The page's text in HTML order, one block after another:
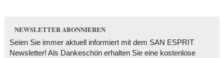
NEWSLETTER ABONNIEREN
Seien Sie immer aktuell informiert mit dem SAN ESPRIT
Newsletter! Als Dankeschön erhalten Sie eine kostenlose